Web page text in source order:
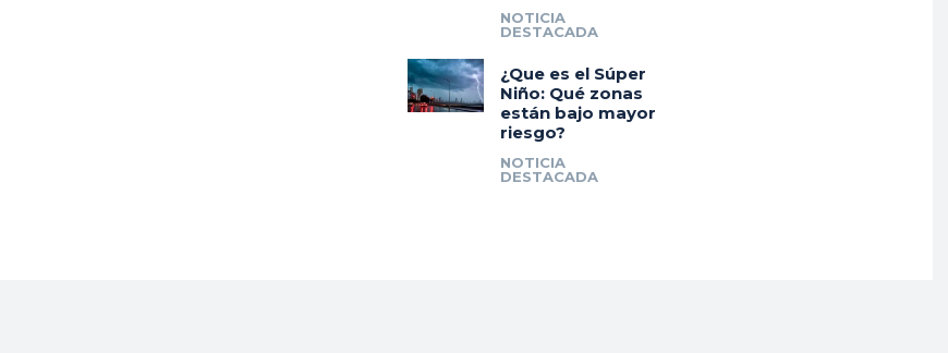
NOTICIA
DESTACADA
¿Que es el Súper
Niño: Qué zonas
están bajo mayor
riesgo?
NOTICIA
DESTACADA